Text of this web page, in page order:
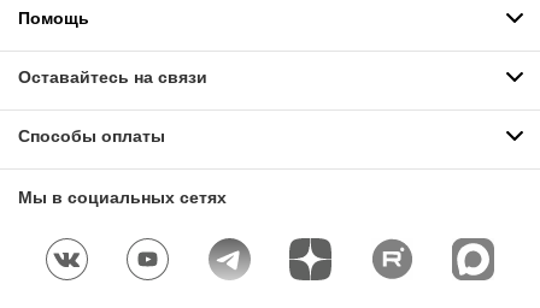
Помощь
Оставайтесь на связи
Способы оплаты
Мы в социальных сетях